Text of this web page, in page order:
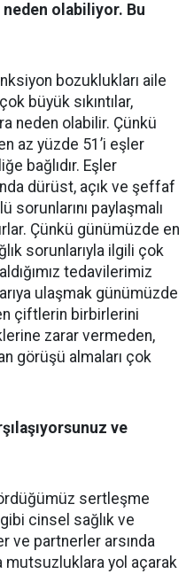
olabiliyor. Bu
bozuklukları aile
büyük sıkıntılar,
neden olabilir. Çünkü
az yüzde 51’i eşler
bağlıdır. Eşler
dürüst, açık ve şeffaf
sorunlarını paylaşmalı
Çünkü günümüzde en
sorunlarıyla ilgili çok
tedavilerimiz
ulaşmak günümüzde
çiftlerin birbirlerini
zarar vermeden,
görüşü almaları çok
ve
sertleşme
cinsel sağlık ve
ve partnerler arsında
mutsuzluklara yol açarak